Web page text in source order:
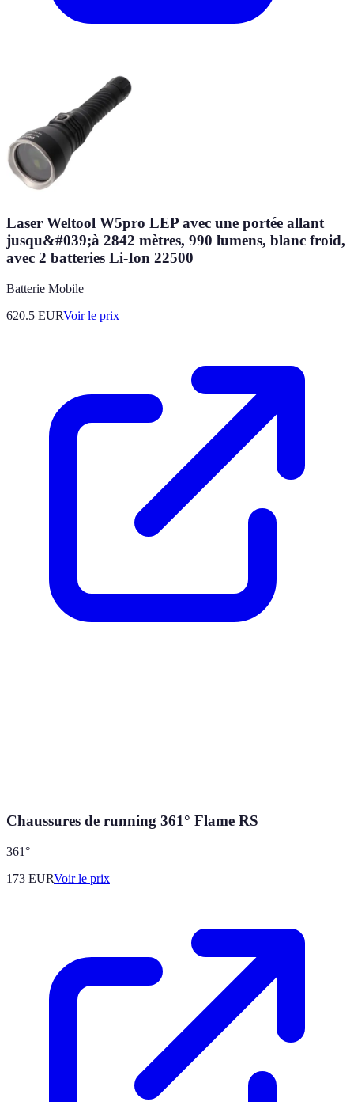
Laser Weltool W5pro LEP avec une portée allant
jusqu&#039;à 2842 mètres, 990 lumens, blanc froid,
avec 2 batteries Li-Ion 22500
Batterie Mobile
620.5 EURVoir le prix
Chaussures de running 361° Flame RS
361°
173 EURVoir le prix